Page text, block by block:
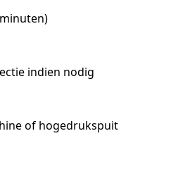
indien nodig
of hogedrukspuit